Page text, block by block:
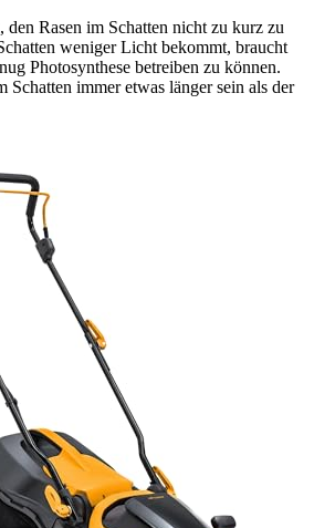
Rasen im Schatten nicht zu kurz zu
weniger Licht bekommt, braucht
Photosynthese betreiben zu können.
Schatten immer etwas länger sein als der